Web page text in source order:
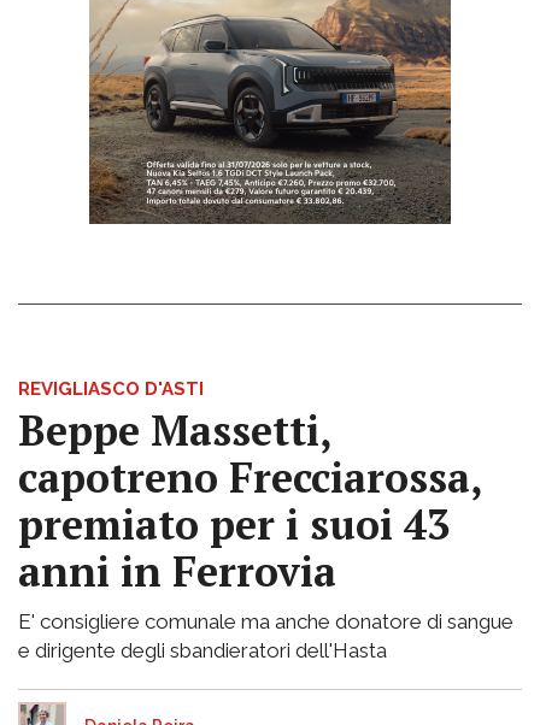
REVIGLIASCO D'ASTI
Beppe Massetti,
capotreno Frecciarossa,
premiato per i suoi 43
anni in Ferrovia
E' consigliere comunale ma anche donatore di sangue
e dirigente degli sbandieratori dell'Hasta